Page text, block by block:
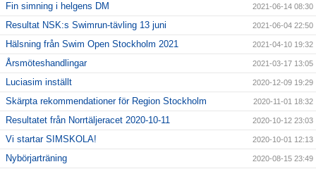
Fin simning i helgens DM 2021-06-14 08:30
Resultat NSK:s Swimrun-tävling 13 juni 2021-06-04 22:50
Hälsning från Swim Open Stockholm 2021 2021-04-10 19:32
Årsmöteshandlingar 2021-03-17 13:05
Luciasim inställt 2020-12-09 19:29
Skärpta rekommendationer för Region Stockholm 2020-11-01 18:32
Resultatet från Norrtäljeracet 2020-10-11 2020-10-12 23:03
Vi startar SIMSKOLA! 2020-10-01 12:13
Nybörjarträning 2020-08-15 23:49